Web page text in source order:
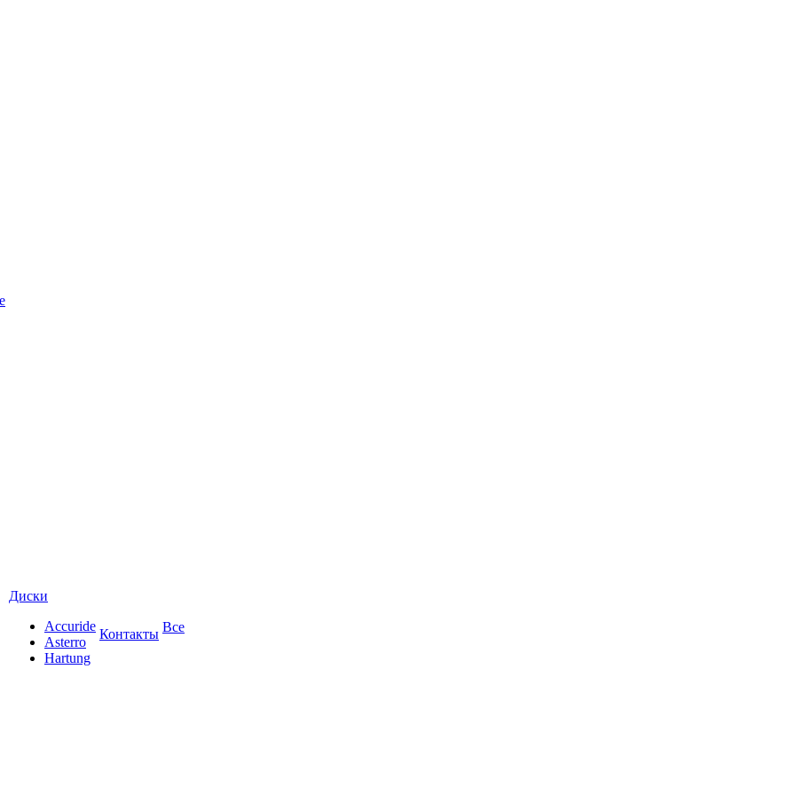
Диски
Accuride
Asterro
Hartung
Контакты Все